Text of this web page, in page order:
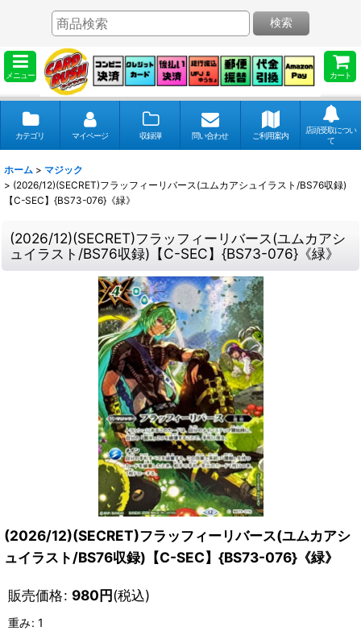
メニュー カート
検索
カテゴリ マイページ 収録弾 問い合わせ ご利用案内
店頭受取につい
て
ホーム > マジック
> (2026/12)(SECRET)フラッフィーリバース(ユムカアシュイラスト/BS76収録)
【C-SEC】{BS73-076}《緑》
(2026/12)(SECRET)フラッフィーリバース(ユムカアシ
ュイラスト/BS76収録)【C-SEC】{BS73-076}《緑》
(2026/12)(SECRET)フラッフィーリバース(ユムカアシ
ュイラスト/BS76収録)【C-SEC】{BS73-076}《緑》
販売価格: 980円(税込)
重み: 1